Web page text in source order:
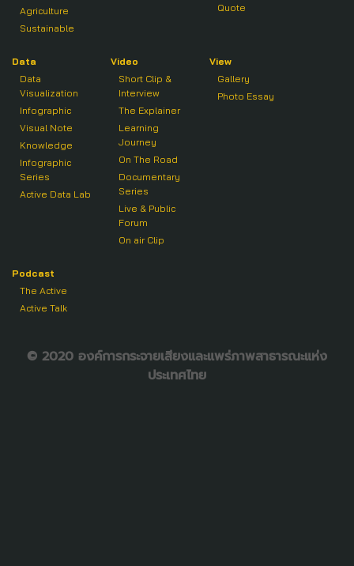
Agriculture
Sustainable
Quote
Data
Data
Visualization
Infographic
Visual Note
Knowledge
Infographic
Series
Active Data Lab
Video
Short Clip &
Interview
The Explainer
Learning
Journey
On The Road
Documentary
Series
Live & Public
Forum
On air Clip
View
Gallery
Photo Essay
Podcast
The Active
Active Talk
© 2020 องค์การกระจายเสียงและแพร่ภาพสาธารณะแห่ง
ประเทศไทย